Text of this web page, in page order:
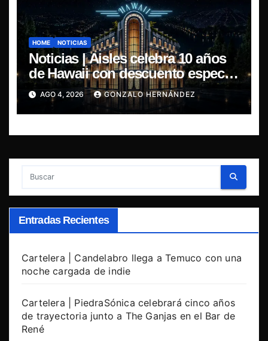
HOME NOTICIAS
Noticias | Aisles celebra 10 años
de Hawaii con descuento especial
en LP y CD
AGO 4, 2026 GONZALO HERNÁNDEZ
Entradas Recientes
Cartelera | Candelabro llega a Temuco con una
noche cargada de indie
Cartelera | PiedraSónica celebrará cinco años
de trayectoria junto a The Ganjas en el Bar de
René